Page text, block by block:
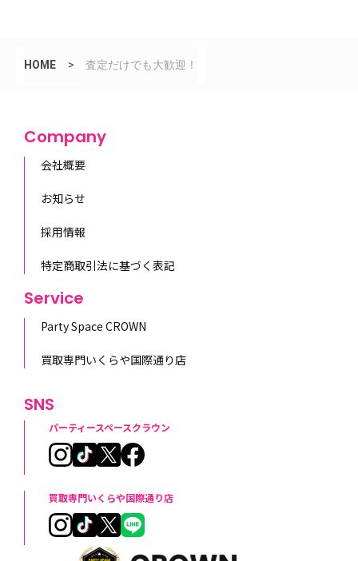
HOME > 査定だけでも大歓迎！
Company
会社概要
お知らせ
採用情報
特定商取引法に基づく表記
Service
Party Space CROWN
買取専門いくらや国際通り店
SNS
パーティースペースクラウン
買取専門いくらや国際通り店